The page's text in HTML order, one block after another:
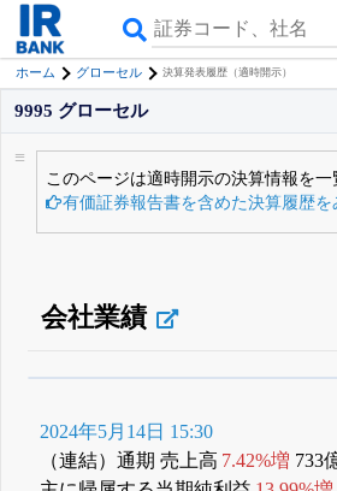
ホーム グローセル 決算発表履歴（適時開示）
9995 グローセル
このページは適時開示の決算情報を一
有価証券報告書を含めた決算履歴を
会社業績
詳しく見られる 無料でβ版をはじめ
登録すると永久30%OFFと米株版
2024年5月14日 15:30
（連結）通期 売上高 7.42%増 733